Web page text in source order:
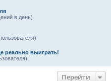
в день)
реально выиграть!
Перейти